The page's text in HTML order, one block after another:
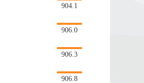
904.1
906.0
906.3
906.8